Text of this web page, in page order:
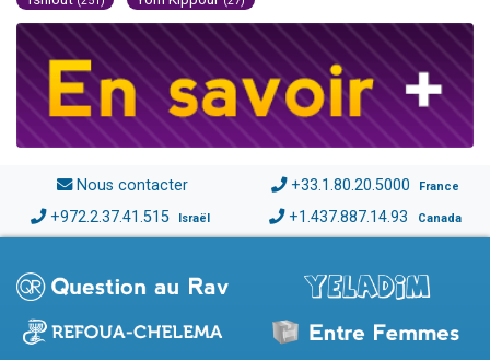
Nous contacter +33.1.80.20.5000 France
+972.2.37.41.515 Israël +1.437.887.14.93 Canada